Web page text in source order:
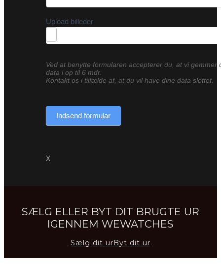
Upload billeder
Ved at benytte formularen accepterer du, at vi gemmer
data i op til 6 mdr.
Kontakt os i tilfælde af, at du vil have dine data slettet.
Indsend formular
X
SÆLG ELLER BYT DIT BRUGTE UR
IGENNEM WEWATCHES
Sælg dit urByt dit ur